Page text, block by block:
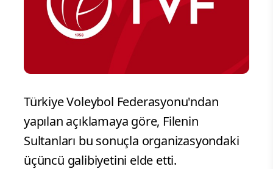
Türkiye Voleybol Federasyonu'ndan
yapılan açıklamaya göre, Filenin
Sultanları bu sonuçla organizasyondaki
üçüncü galibiyetini elde etti.